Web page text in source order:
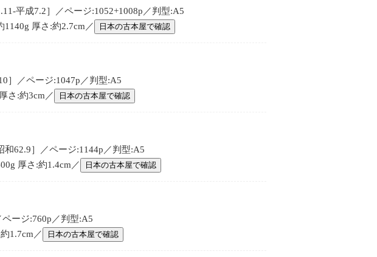
平成7.2］／ページ:1052+1008p／判型:A5
厚さ:約2.7cm／
日本の古本屋で確認
］／ページ:1047p／判型:A5
さ:約3cm／
日本の古本屋で確認
62.9］／ページ:1144p／判型:A5
厚さ:約1.4cm／
日本の古本屋で確認
ージ:760p／判型:A5
1.7cm／
日本の古本屋で確認